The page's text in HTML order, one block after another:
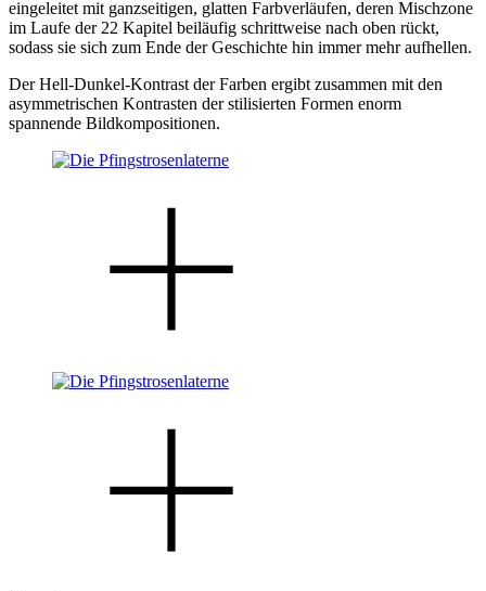
eingeleitet mit ganzseitigen, glatten Farbverläufen, deren Mischzone
im Laufe der 22 Kapitel beiläufig schrittweise nach oben rückt,
sodass sie sich zum Ende der Geschichte hin immer mehr aufhellen.
Der Hell-Dunkel-Kontrast der Farben ergibt zusammen mit den
asymmetrischen Kontrasten der stilisierten Formen enorm
spannende Bildkompositionen.